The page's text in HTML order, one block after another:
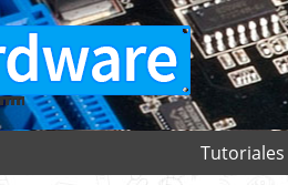
Tutoriales